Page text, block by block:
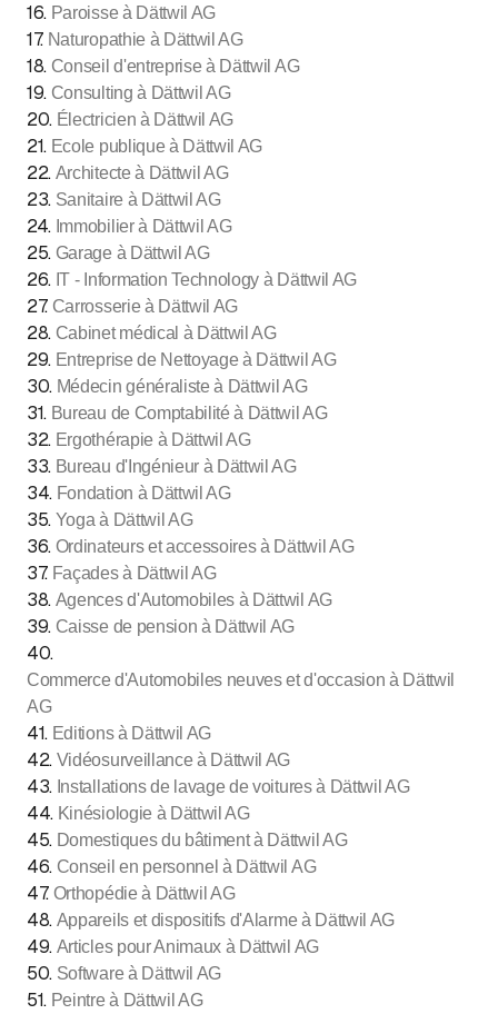
16. Paroisse à Dättwil AG
17. Naturopathie à Dättwil AG
18. Conseil d'entreprise à Dättwil AG
19. Consulting à Dättwil AG
20. Électricien à Dättwil AG
21. Ecole publique à Dättwil AG
22. Architecte à Dättwil AG
23. Sanitaire à Dättwil AG
24. Immobilier à Dättwil AG
25. Garage à Dättwil AG
26. IT - Information Technology à Dättwil AG
27. Carrosserie à Dättwil AG
28. Cabinet médical à Dättwil AG
29. Entreprise de Nettoyage à Dättwil AG
30. Médecin généraliste à Dättwil AG
31. Bureau de Comptabilité à Dättwil AG
32. Ergothérapie à Dättwil AG
33. Bureau d'Ingénieur à Dättwil AG
34. Fondation à Dättwil AG
35. Yoga à Dättwil AG
36. Ordinateurs et accessoires à Dättwil AG
37. Façades à Dättwil AG
38. Agences d'Automobiles à Dättwil AG
39. Caisse de pension à Dättwil AG
40.
Commerce d'Automobiles neuves et d'occasion à Dättwil
AG
41. Editions à Dättwil AG
42. Vidéosurveillance à Dättwil AG
43. Installations de lavage de voitures à Dättwil AG
44. Kinésiologie à Dättwil AG
45. Domestiques du bâtiment à Dättwil AG
46. Conseil en personnel à Dättwil AG
47. Orthopédie à Dättwil AG
48. Appareils et dispositifs d'Alarme à Dättwil AG
49. Articles pour Animaux à Dättwil AG
50. Software à Dättwil AG
51. Peintre à Dättwil AG